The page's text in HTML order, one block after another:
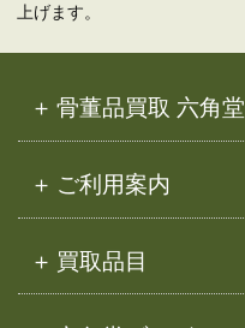
上げます。
骨董品買取 六角堂
ご利用案内
買取品目